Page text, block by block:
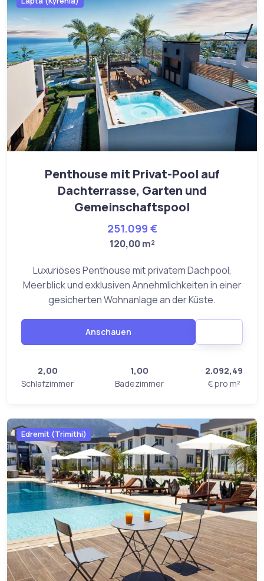
Penthouse mit Privat-Pool auf
Dachterrasse, Garten und
Gemeinschaftspool
251.099 €
120,00 m²
Luxuriöses Penthouse mit privatem Dachpool,
Meerblick und exklusiven Annehmlichkeiten in einer
gesicherten Wohnanlage an der Küste.
Anschauen
2,00
Schlafzimmer
1,00
Badezimmer
2.092,49
€ pro m²
Edremit (Trimithi)